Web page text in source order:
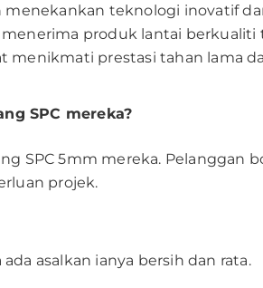
teknologi inovatif
produk lantai berkualiti
prestasi tahan lama
SPC mereka?
SPC 5mm mereka. Pelanggan
projek.
asalkan ianya bersih dan rata.